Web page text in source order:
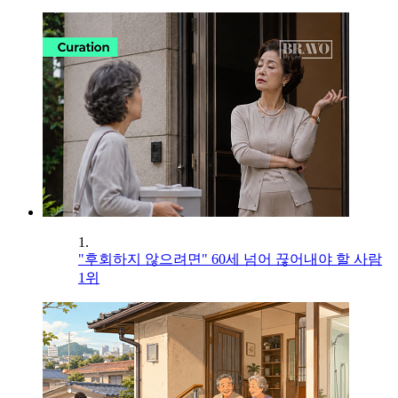
1.
"후회하지 않으려면" 60세 넘어 끊어내야 할 사람
1위